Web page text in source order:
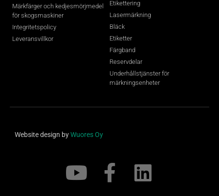
Märkfärger och kedjesmörjmedel
för skogsmaskiner
Integritetspolicy
Leveransvillkor
Etikettering
Lasermärkning
Bläck
Etiketter
Färgband
Reservdelar
Underhållstjänster för
märkningsenheter
Website design byWuores Oy